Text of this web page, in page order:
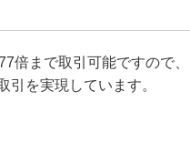
倍まで取引可能ですので、
を実現しています。